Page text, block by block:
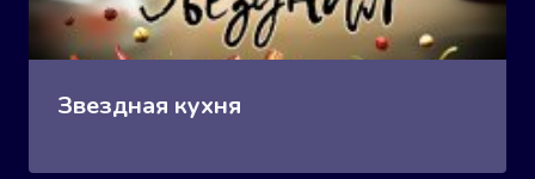
Звездная кухня